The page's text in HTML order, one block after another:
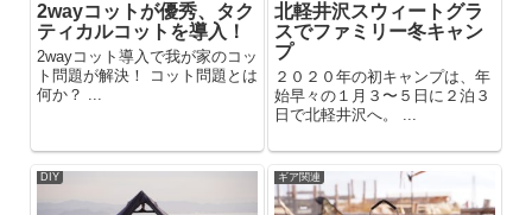
2wayコットが優秀、タク
ティカルコットを導入！
2wayコット導入で我が家のコッ
ト問題が解決！ コット問題とは
何か？ ...
北軽井沢スウィートグラ
スでファミリー冬キャン
プ
２０２０年の初キャンプは、年
始早々の１月３〜５日に２泊３
日で北軽井沢へ。 ...
DIY ギア関連